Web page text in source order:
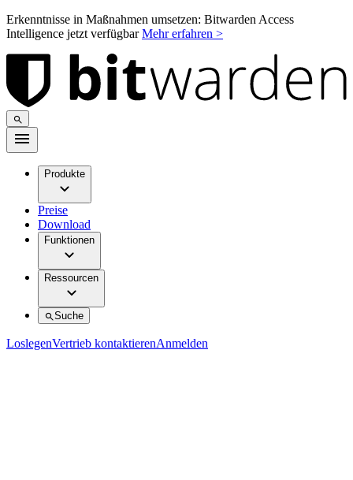
Erkenntnisse in Maßnahmen umsetzen: Bitwarden Access
Intelligence jetzt verfügbarMehr erfahren >
Produkte
Preise
Download
Funktionen
Ressourcen
Suche
LoslegenVertrieb kontaktierenAnmelden